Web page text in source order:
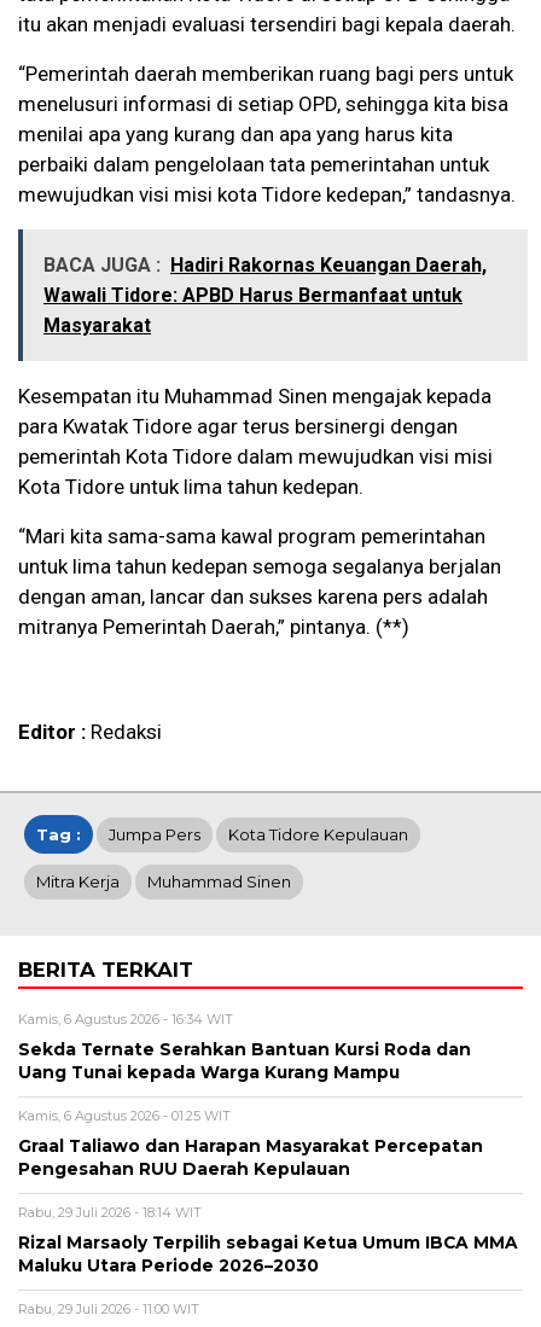
itu akan menjadi evaluasi tersendiri bagi kepala daerah.
“Pemerintah daerah memberikan ruang bagi pers untuk
menelusuri informasi di setiap OPD, sehingga kita bisa
menilai apa yang kurang dan apa yang harus kita
perbaiki dalam pengelolaan tata pemerintahan untuk
mewujudkan visi misi kota Tidore kedepan,” tandasnya.
BACA JUGA : Hadiri Rakornas Keuangan Daerah,
Wawali Tidore: APBD Harus Bermanfaat untuk
Masyarakat
Kesempatan itu Muhammad Sinen mengajak kepada
para Kwatak Tidore agar terus bersinergi dengan
pemerintah Kota Tidore dalam mewujudkan visi misi
Kota Tidore untuk lima tahun kedepan.
“Mari kita sama-sama kawal program pemerintahan
untuk lima tahun kedepan semoga segalanya berjalan
dengan aman, lancar dan sukses karena pers adalah
mitranya Pemerintah Daerah,” pintanya. (**)
Editor : Redaksi
Tag : Jumpa Pers Kota Tidore Kepulauan
Mitra Kerja Muhammad Sinen
BERITA TERKAIT
Kamis, 6 Agustus 2026 - 16:34 WIT
Sekda Ternate Serahkan Bantuan Kursi Roda dan
Uang Tunai kepada Warga Kurang Mampu
Kamis, 6 Agustus 2026 - 01:25 WIT
Graal Taliawo dan Harapan Masyarakat Percepatan
Pengesahan RUU Daerah Kepulauan
Rabu, 29 Juli 2026 - 18:14 WIT
Rizal Marsaoly Terpilih sebagai Ketua Umum IBCA MMA
Maluku Utara Periode 2026–2030
Rabu, 29 Juli 2026 - 11:00 WIT